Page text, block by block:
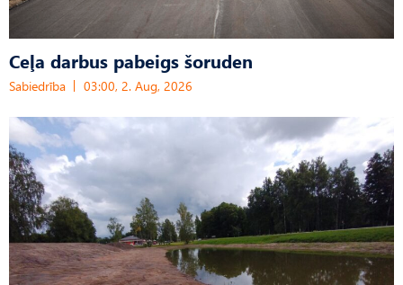
Ceļa darbus pabeigs šoruden
Sabiedrība 03:00, 2. Aug, 2026